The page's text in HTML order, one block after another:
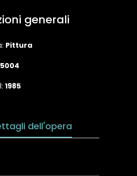
generali
Pittura
1985
dell'opera